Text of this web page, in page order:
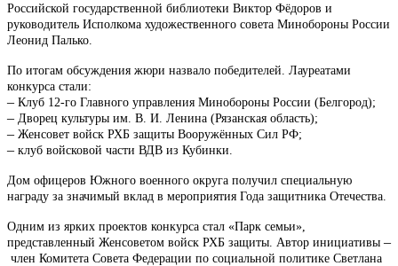
Российской государственной библиотеки Виктор Фёдоров и
руководитель Исполкома художественного совета Минобороны России
Леонид Палько.
По итогам обсуждения жюри назвало победителей. Лауреатами
конкурса стали:
– Клуб 12-го Главного управления Минобороны России (Белгород);
– Дворец культуры им. В. И. Ленина (Рязанская область);
– Женсовет войск РХБ защиты Вооружённых Сил РФ;
– клуб войсковой части ВДВ из Кубинки.
Дом офицеров Южного военного округа получил специальную
награду за значимый вклад в мероприятия Года защитника Отечества.
Одним из ярких проектов конкурса стал «Парк семьи»,
представленный Женсоветом войск РХБ защиты. Автор инициативы –
член Комитета Совета Федерации по социальной политике Светлана